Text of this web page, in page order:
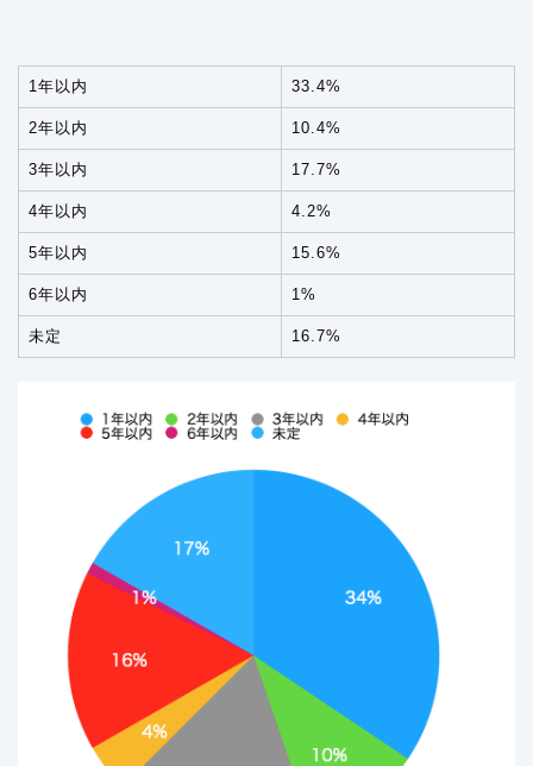
1年以内 33.4%
2年以内 10.4%
3年以内 17.7%
4年以内 4.2%
5年以内 15.6%
6年以内 1%
未定 16.7%